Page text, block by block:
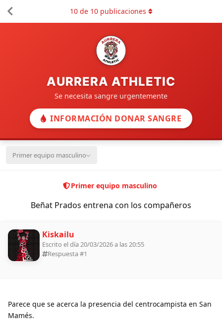
AURRERA ATHLETIC
Se necesita sangre urgentemente
INFORMACIÓN DONAR SANGRE
Primer equipo masculino
Primer equipo masculino
Beñat Prados entrena con los compañeros
10de 10publicaciones
Kiskailu
Escrito el día 20/03/2026 a las 20:55
Respuesta #1
Parece que se acerca la presencia del centrocampista en San
Mamés.